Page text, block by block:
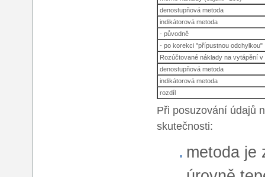
denostupňová metoda
indikátorová metoda
- původně
- po korekci "přípustnou odchylkou"
Rozúčtované náklady na vytápění v
denostupňová metoda
indikátorová metoda
rozdíl
Při posuzování údajů
skutečnosti:
metoda je